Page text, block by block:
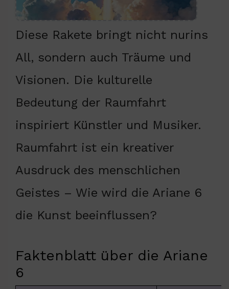
Diese Rakete bringt nicht nurins
All, sondern auch Träume und
Visionen. Die kulturelle
Bedeutung der Raumfahrt
inspiriert Künstler und Musiker.
Raumfahrt ist ein kreativer
Ausdruck des menschlichen
Geistes – Wie wird die Ariane 6
die Kunst beeinflussen?
Faktenblatt über die Ariane
6